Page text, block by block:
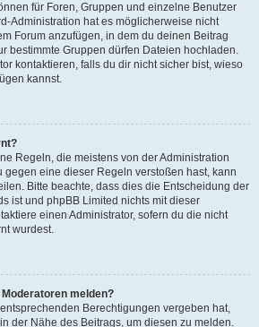
für Foren, Gruppen und einzelne Benutzer
Administration hat es möglicherweise nicht
Forum anzufügen, in dem du deinen Beitrag
bestimmte Gruppen dürfen Dateien hochladen.
kontaktieren, falls du dir nicht sicher bist, wieso
kannst.
Regeln, die meistens von der Administration
gegen eine dieser Regeln verstoßen hast, kann
Bitte beachte, dass dies die Entscheidung der
ist und phpBB Limited nichts mit dieser
einen Administrator, sofern du die nicht
wurdest.
melden?
Berechtigungen vergeben hat,
der Nähe des Beitrags, um diesen zu melden.